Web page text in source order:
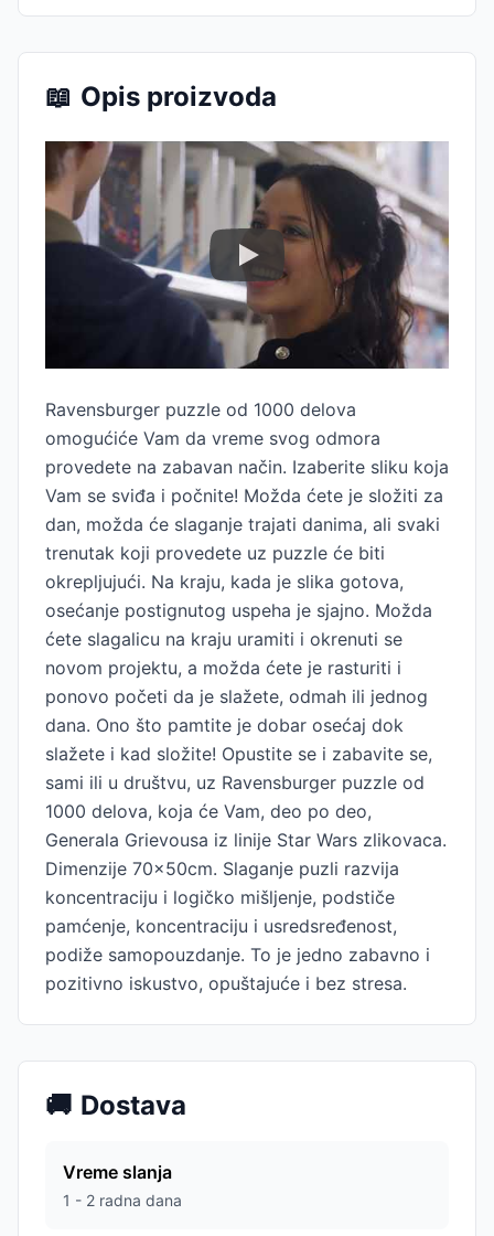
📖 Opis proizvoda
Ravensburger puzzle od 1000 delova
omogućiće Vam da vreme svog odmora
provedete na zabavan način. Izaberite sliku koja
Vam se sviđa i počnite! Možda ćete je složiti za
dan, možda će slaganje trajati danima, ali svaki
trenutak koji provedete uz puzzle će biti
okrepljujući. Na kraju, kada je slika gotova,
osećanje postignutog uspeha je sjajno. Možda
ćete slagalicu na kraju uramiti i okrenuti se
novom projektu, a možda ćete je rasturiti i
ponovo početi da je slažete, odmah ili jednog
dana. Ono što pamtite je dobar osećaj dok
slažete i kad složite! Opustite se i zabavite se,
sami ili u društvu, uz Ravensburger puzzle od
1000 delova, koja će Vam, deo po deo,
Generala Grievousa iz linije Star Wars zlikovaca.
Dimenzije 70x50cm. Slaganje puzli razvija
koncentraciju i logičko mišljenje, podstiče
pamćenje, koncentraciju i usredsređenost,
podiže samopouzdanje. To je jedno zabavno i
pozitivno iskustvo, opuštajuće i bez stresa.
🚚 Dostava
Vreme slanja
1 - 2 radna dana